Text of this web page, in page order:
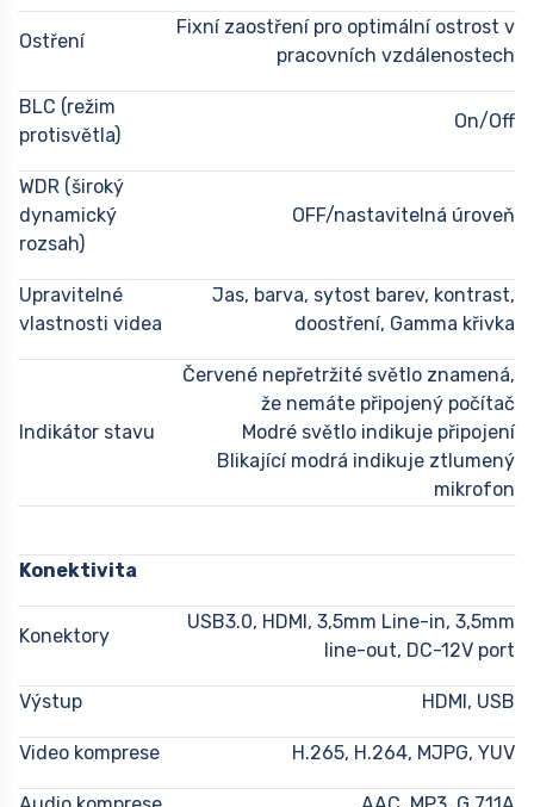
Ostření
Fixní zaostření pro optimální ostrost v
pracovních vzdálenostech
BLC (režim
protisvětla)
On/Off
WDR (široký
dynamický
rozsah)
OFF/nastavitelná úroveň
Upravitelné
vlastnosti videa
Jas, barva, sytost barev, kontrast,
doostření, Gamma křivka
Indikátor stavu
Červené nepřetržité světlo znamená,
že nemáte připojený počítač
Modré světlo indikuje připojení
Blikající modrá indikuje ztlumený
mikrofon
Konektivita
Konektory
USB3.0, HDMI, 3,5mm Line-in, 3,5mm
line-out, DC-12V port
Výstup HDMI, USB
Video komprese H.265, H.264, MJPG, YUV